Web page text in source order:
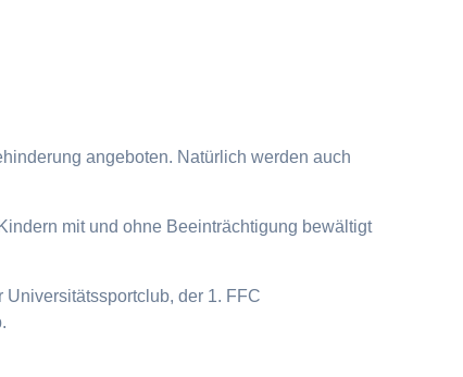
angeboten. Natürlich werden auch
mit und ohne Beeinträchtigung bewältigt
der 1. FFC